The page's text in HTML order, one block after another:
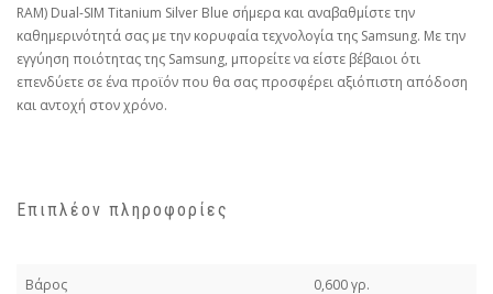
RAM) Dual-SIM Titanium Silver Blue σήμερα και αναβαθμίστε την
καθημερινότητά σας με την κορυφαία τεχνολογία της Samsung. Με την
εγγύηση ποιότητας της Samsung, μπορείτε να είστε βέβαιοι ότι
επενδύετε σε ένα προϊόν που θα σας προσφέρει αξιόπιστη απόδοση
και αντοχή στον χρόνο.
Επιπλέον πληροφορίες
Βάρος 0,600 γρ.